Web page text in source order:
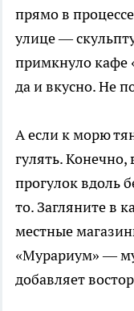
прямо в
улице —
примкнуло кафе
да и вкусно. Не
А если к морю
гулять. Конечно,
прогулок вдоль
то. Загляните в
местные
«Мурариум» —
добавляет